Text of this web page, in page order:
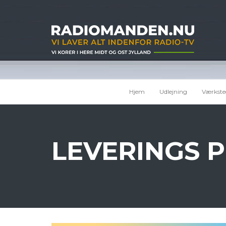
Hjem Udlejning
LEVERINGS